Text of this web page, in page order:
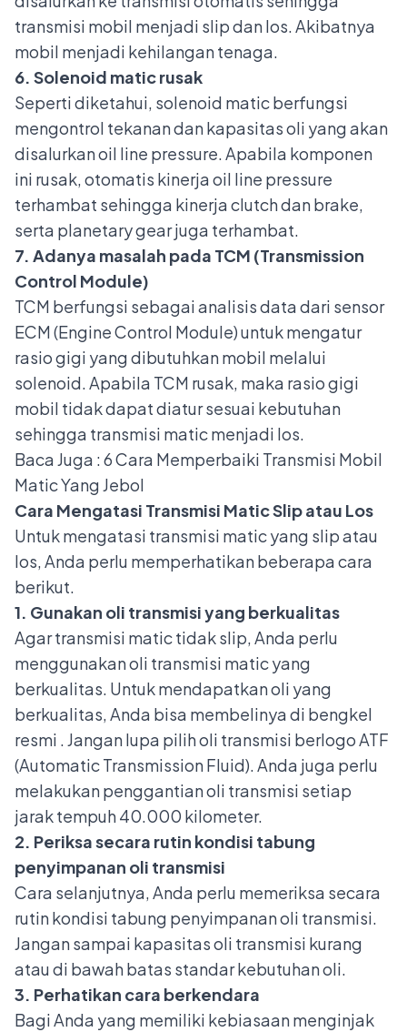
transmisi mobil menjadi slip dan los. Akibatnya
mobil menjadi kehilangan tenaga.
6. Solenoid matic rusak
Seperti diketahui, solenoid matic berfungsi
mengontrol tekanan dan kapasitas oli yang akan
disalurkan oil line pressure. Apabila komponen
ini rusak, otomatis kinerja oil line pressure
terhambat sehingga kinerja clutch dan brake,
serta planetary gear juga terhambat.
7. Adanya masalah pada TCM (Transmission
Control Module)
TCM berfungsi sebagai analisis data dari sensor
ECM (Engine Control Module) untuk mengatur
rasio gigi yang dibutuhkan mobil melalui
solenoid. Apabila TCM rusak, maka rasio gigi
mobil tidak dapat diatur sesuai kebutuhan
sehingga transmisi matic menjadi los.
Baca Juga :6 Cara Memperbaiki Transmisi Mobil
Matic Yang Jebol
Cara Mengatasi Transmisi Matic Slip atau Los
Untuk mengatasi transmisi matic yang slip atau
los, Anda perlu memperhatikan beberapa cara
berikut.
1. Gunakan oli transmisi yang berkualitas
Agar transmisi matic tidak slip, Anda perlu
menggunakan oli transmisi matic yang
berkualitas. Untuk mendapatkan oli yang
berkualitas, Anda bisa membelinya di bengkel
resmi . Jangan lupa pilih oli transmisi berlogo ATF
(Automatic Transmission Fluid). Anda juga perlu
melakukan penggantian oli transmisi setiap
jarak tempuh 40.000 kilometer.
2. Periksa secara rutin kondisi tabung
penyimpanan oli transmisi
Cara selanjutnya, Anda perlu memeriksa secara
rutin kondisi tabung penyimpanan oli transmisi.
Jangan sampai kapasitas oli transmisi kurang
atau di bawah batas standar kebutuhan oli.
3. Perhatikan cara berkendara
Bagi Anda yang memiliki kebiasaan menginjak